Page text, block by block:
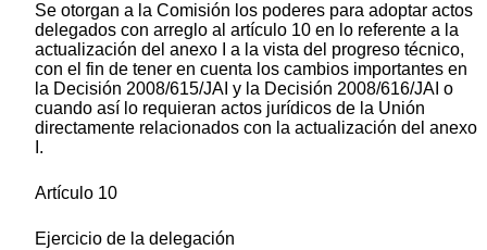
Se otorgan a la Comisión los poderes para adoptar actos
delegados con arreglo al artículo 10 en lo referente a la
actualización del anexo I a la vista del progreso técnico,
con el fin de tener en cuenta los cambios importantes en
la Decisión 2008/615/JAI y la Decisión 2008/616/JAI o
cuando así lo requieran actos jurídicos de la Unión
directamente relacionados con la actualización del anexo
I.
Artículo 10
Ejercicio de la delegación